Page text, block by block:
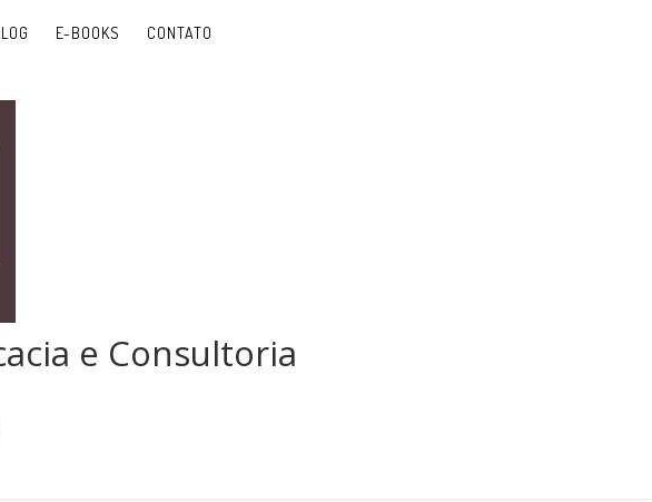
E-BOOKS CONTATO
e Consultoria